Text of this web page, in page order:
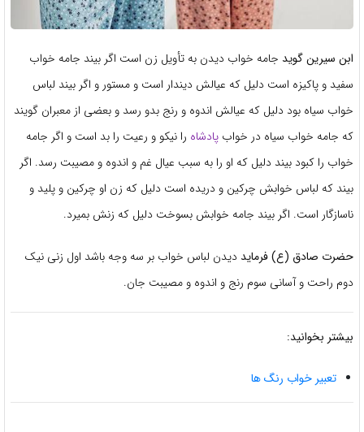
ابن سیرین گوید جامه خواب دیدن به تأویل زن است اگر بیند جامه خواب
سفید و پاکیزه است دلیل که عیالش دیندار است و مستور و اگر بیند لباس
خواب سیاه بود دلیل که عیالش اندوه و رنج بدو رسد و بعضی از معبران گویند
که جامه خواب سیاه در خواب پادشاه را نیکو و رعیت را بد است و اگر جامه
خواب را کبود بیند دلیل که او را به سبب عیال غم و اندوه و مصیبت رسد. اگر
بیند که لباس خوابش چرکین و دریده است دلیل که زن او چرکین و پلید و
ناسازگار است. اگر بیند جامه خوابش بسوخت دلیل که زنش بمیرد.
حضرت صادق (ع) فرماید دیدن لباس خواب بر سه وجه باشد اول زنی نیک
دوم راحت و آسانی سوم رنج و اندوه و مصیبت جان.
بیشتر بخوانید:
تعبیر خواب رنگ ها